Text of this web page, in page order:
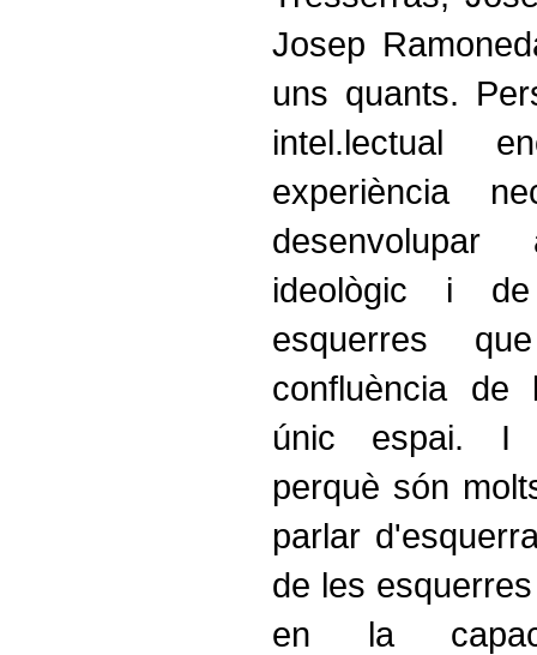
Josep
uns quants.
intel.lectual
experiència
ideològic i
esquerres
confluència
únic espai. I
perquè són
parlar
de les
en la